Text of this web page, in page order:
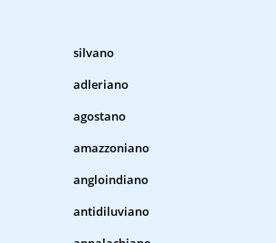
silvano
adleriano
agostano
amazzoniano
angloindiano
antidiluviano